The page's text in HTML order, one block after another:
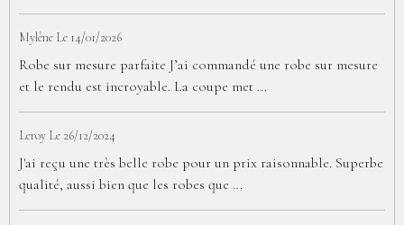
Mylène Le 14/01/2026
Robe sur mesure parfaite J’ai commandé une robe sur mesure
et le rendu est incroyable. La coupe met ...
Leroy Le 26/12/2024
J'ai reçu une très belle robe pour un prix raisonnable. Superbe
qualité, aussi bien que les robes que ...